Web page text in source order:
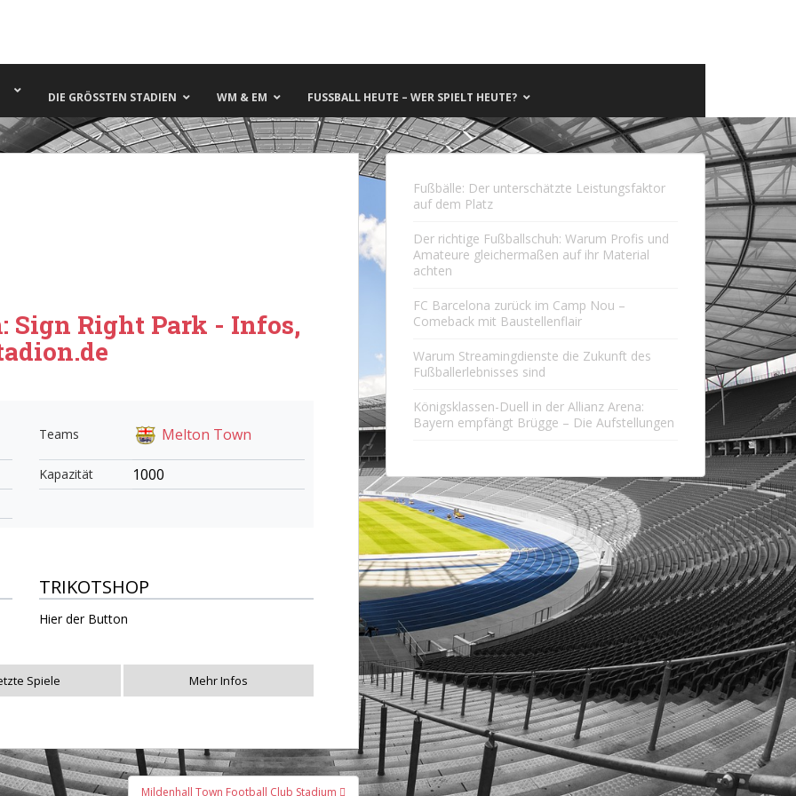
DIE GRÖSSTEN STADIEN WM & EM FUSSBALL HEUTE – WER SPIELT HEUTE?
Sign Right Park - Infos,
Teams Melton Town
Kapazität 1000
TRIKOTSHOP
Hier der Button
Spiele Mehr Infos
Mildenhall Town Football Club Stadium
Fußbälle: Der unterschätzte Leistungsfaktor
auf dem Platz
Der richtige Fußballschuh: Warum Profis und
Amateure gleichermaßen auf ihr Material
achten
FC Barcelona zurück im Camp Nou –
Comeback mit Baustellenflair
Warum Streamingdienste die Zukunft des
Fußballerlebnisses sind
Königsklassen-Duell in der Allianz Arena:
Bayern empfängt Brügge – Die Aufstellungen